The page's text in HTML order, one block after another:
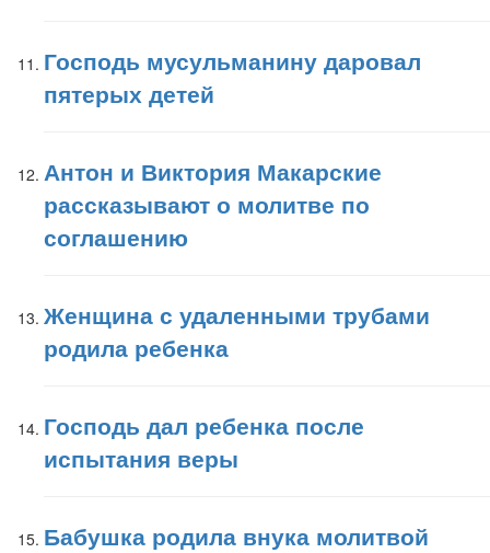
Господь мусульманину даровал
пятерых детей
Антон и Виктория Макарские
рассказывают о молитве по
соглашению
Женщина с удаленными трубами
родила ребенка
Господь дал ребенка после
испытания веры
Бабушка родила внука молитвой